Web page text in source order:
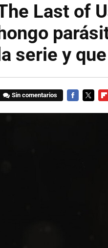
Last of
hongo
la serie y
Sin comentarios